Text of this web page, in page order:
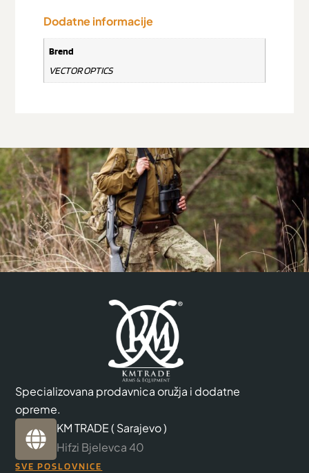
Dodatne informacije
Brend
VECTOR OPTICS
Specializovana prodavnica oružja i dodatne
opreme.
KM TRADE ( Sarajevo )
Hifzi Bjelevca 40
SVE POSLOVNICE